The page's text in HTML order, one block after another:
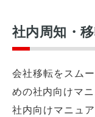
社内周知・
会社移転をスム
めの社内向けマ
社内向けマニュ